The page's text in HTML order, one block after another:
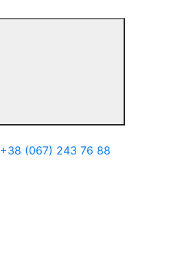
+38 (067) 243 76 88